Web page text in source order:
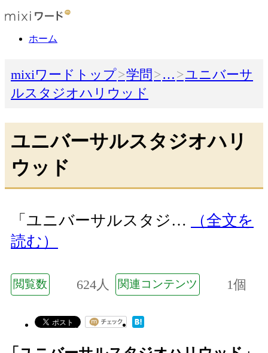
ホーム
mixiワードトップ 学問 …
ユニバーサ
ルスタジオハリウッド
ユニバーサルスタジオハリ
ウッド
「ユニバーサルスタジ…
（全文を
読む）
閲覧数 624人 関連コンテンツ 1個